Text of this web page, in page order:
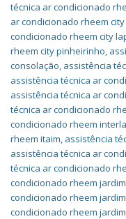
técnica ar condicionado
ar condicionado rheem
condicionado rheem city
rheem city pinheirinho,
consolação, assistência
assistência técnica ar
assistência técnica ar
técnica ar condicionado
condicionado rheem
rheem itaim, assistência
assistência técnica ar
técnica ar condicionado
condicionado rheem
condicionado rheem
condicionado rheem